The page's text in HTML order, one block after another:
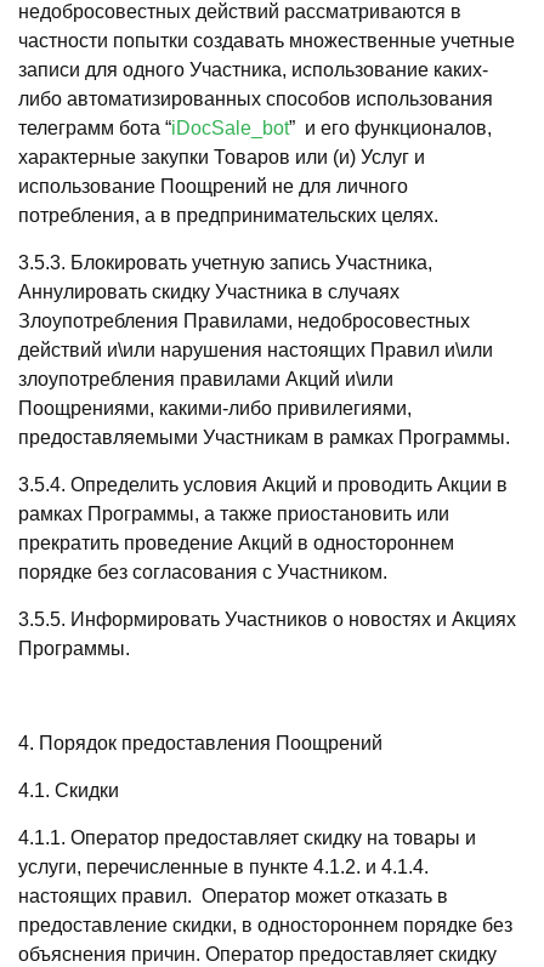
недобросовестных действий рассматриваются в
частности попытки создавать множественные учетные
записи для одного Участника, использование каких-
либо автоматизированных способов использования
телеграмм бота “iDocSale_bot” и его функционалов,
характерные закупки Товаров или (и) Услуг и
использование Поощрений не для личного
потребления, а в предпринимательских целях.
3.5.3. Блокировать учетную запись Участника,
Аннулировать скидку Участника в случаях
Злоупотребления Правилами, недобросовестных
действий и\или нарушения настоящих Правил и\или
злоупотребления правилами Акций и\или
Поощрениями, какими-либо привилегиями,
предоставляемыми Участникам в рамках Программы.
3.5.4. Определить условия Акций и проводить Акции в
рамках Программы, а также приостановить или
прекратить проведение Акций в одностороннем
порядке без согласования с Участником.
3.5.5. Информировать Участников о новостях и Акциях
Программы.
4. Порядок предоставления Поощрений
4.1. Скидки
4.1.1. Оператор предоставляет скидку на товары и
услуги, перечисленные в пункте 4.1.2. и 4.1.4.
настоящих правил. Оператор может отказать в
предоставление скидки, в одностороннем порядке без
объяснения причин. Оператор предоставляет скидку